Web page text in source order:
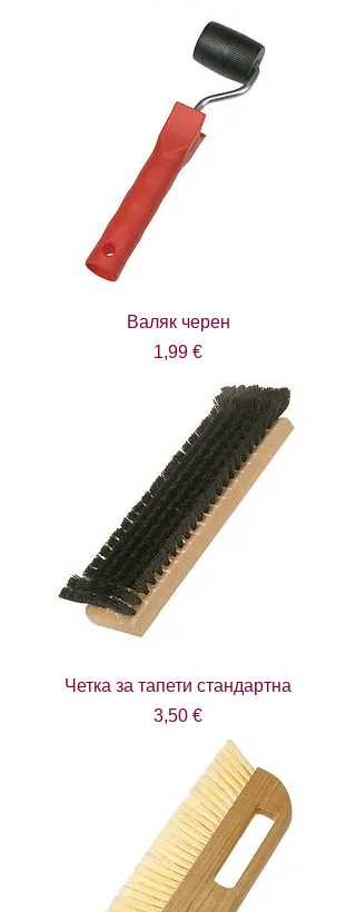
Валяк черен
Цена
1,99 €
Четка за тапети стандартна
Цена
3,50 €